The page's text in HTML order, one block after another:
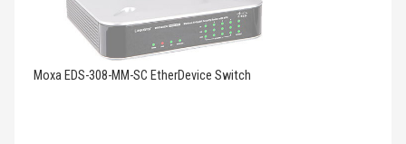
Moxa EDS-308-MM-SC EtherDevice Switch